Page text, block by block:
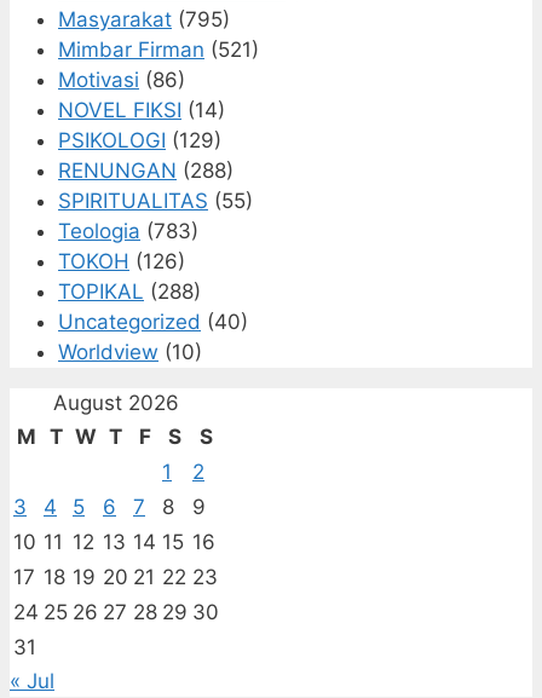
Masyarakat (795)
Mimbar Firman (521)
Motivasi (86)
NOVEL FIKSI (14)
PSIKOLOGI (129)
RENUNGAN (288)
SPIRITUALITAS (55)
Teologia (783)
TOKOH (126)
TOPIKAL (288)
Uncategorized (40)
Worldview (10)
August 2026
M T W T F S
S
1
2
3
4 5 6 7 8
9
10 11 12 13 14 15 16
17 18 19 20 21 22 23
24 25 26 27 28 29 30
31
« Jul